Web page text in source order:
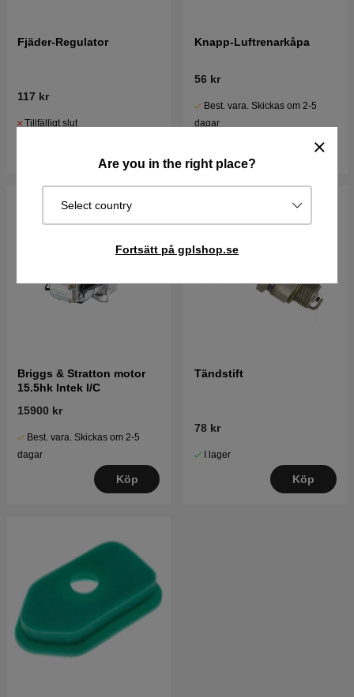
Are you in the right place?
Select country
Fortsätt på gplshop.se
Fjäder-Regulator
117 kr
Tillfälligt slut
Knapp-Luftrenarkåpa
56 kr
Best. vara. Skickas om 2-5
dagar
Köp
Briggs & Stratton motor
15.5hk Intek I/C
15900 kr
Best. vara. Skickas om 2-5
dagar
Köp
Tändstift
78 kr
I lager
Köp